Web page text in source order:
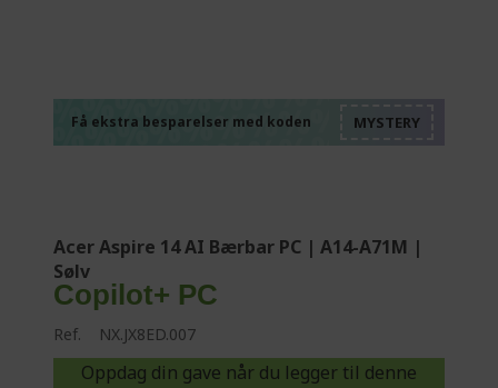
Få ekstra besparelser med koden
Acer Aspire 14 AI Bærbar PC | A14-A71M |
Sølv
Copilot+ PC
Ref. NX.JX8ED.007
Oppdag din gave når du legger til denne